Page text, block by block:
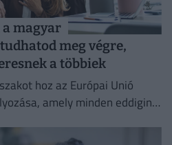
a magyar
meg végre,
a többiek
hoz az Európai Unió
amely minden eddiginél